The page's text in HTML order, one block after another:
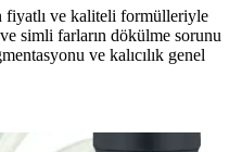
fiyatlı ve kaliteli formülleriyle
ve simli farların dökülme sorunu
ve kalıcılık genel